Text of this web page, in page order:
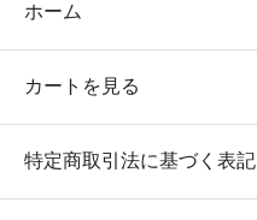
ホーム
カートを見る
特定商取引法に基づく表記